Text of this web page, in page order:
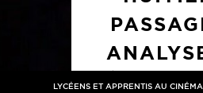
ÉDUCATION
LYCÉENS ET APPRENTIS AU CINÉMA